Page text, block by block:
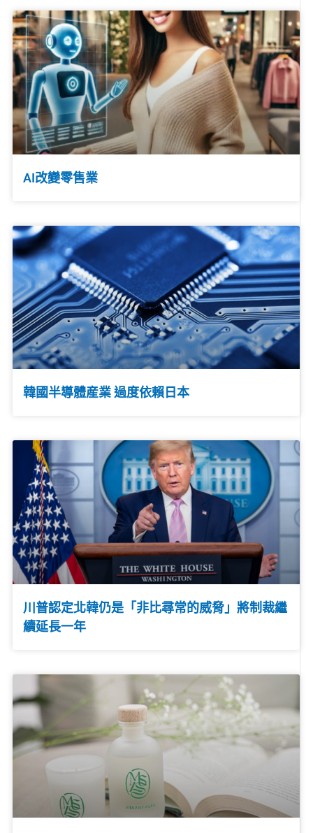
AI改變零售業
韓國半導體産業 過度依賴日本
川普認定北韓仍是「非比尋常的威脅」將制裁繼
續延長一年